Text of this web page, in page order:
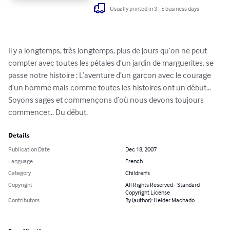
Usually printed in 3 - 5 business days
Il y a longtemps, très longtemps, plus de jours qu’on ne peut
compter avec toutes les pétales d’un jardin de marguerites, se
passe notre histoire : L’aventure d’un garçon avec le courage
d’un homme mais comme toutes les histoires ont un début…
Soyons sages et commençons d’où nous devons toujours
commencer… Du début.
Details
Publication Date
Dec 18, 2007
Language
French
Category
Children's
Copyright
All Rights Reserved - Standard
Copyright License
Contributors
By (author): Helder Machado